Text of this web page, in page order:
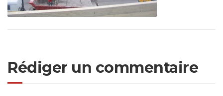
Rédiger un commentaire